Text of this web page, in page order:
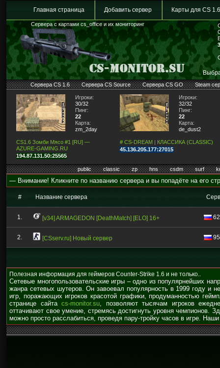
Главная страница Добавить сервер Карты для CS 1.6
Сервера с картами cs_office и их мониторинг
Сервера CS 1.6 Сервера CS Source Сервера CS GO Steam
Игроки:
30/32
Пинг:
22
Карта:
zm_2day
CS1.6 Зомби Мясо #1 [RU] —
AZURE-GAMING.RU
194.87.131.50:25565
Игроки:
32/32
Пинг:
22
Карта:
de_dust2
# CS-DREAM | КЛАССИКА (CLASSIC)
45.136.205.177:27015
public classic zp hns csdm surf
— Внимание! Кликните по названию сервера и вы попадёте на его
# Название сервера
1. [v34] ARMAGEDON [DeathMatch] [ELO] 16+
2. [CSserv.ru] Новый сервер
Полезная информация для геймеров Counter-Strike 1.6 и не только..
Сетевые многопользовательские игры – одно из популярнейших
жанра сетевых шутеров. Он завоевал популярность в 1999 году и
игр, поражающих игроков красотой графики, продуманностью
странице сайта cs-monitor.su, позволяют тысячам игроков
оттачивают свое умение, стремясь достигнуть уровня чемпионов.
можно просто расслабиться, проведя пару-тройку часов в игре.